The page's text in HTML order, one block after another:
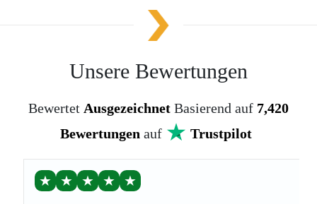
Unsere Bewertungen
Bewertet Ausgezeichnet Basierend auf 7,420
Bewertungen auf Trustpilot
★ ★ ★ ★ ★